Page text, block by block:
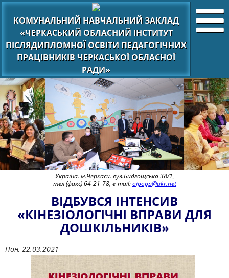
КОМУНАЛЬНИЙ НАВЧАЛЬНИЙ ЗАКЛАД
«ЧЕРКАСЬКИЙ ОБЛАСНИЙ ІНСТИТУТ
ПІСЛЯДИПЛОМНОЇ ОСВІТИ ПЕДАГОГІЧНИХ
ПРАЦІВНИКІВ ЧЕРКАСЬКОЇ ОБЛАСНОЇ
РАДИ»
Україна. м.Черкаси. вул.Бидгощська 38/1,
тел (факс) 64-21-78, e-mail:oipopp@ukr.net
ВІДБУВСЯ ІНТЕНСИВ
«КІНЕЗІОЛОГІЧНІ ВПРАВИ ДЛЯ
ДОШКІЛЬНИКІВ»
Пон, 22.03.2021